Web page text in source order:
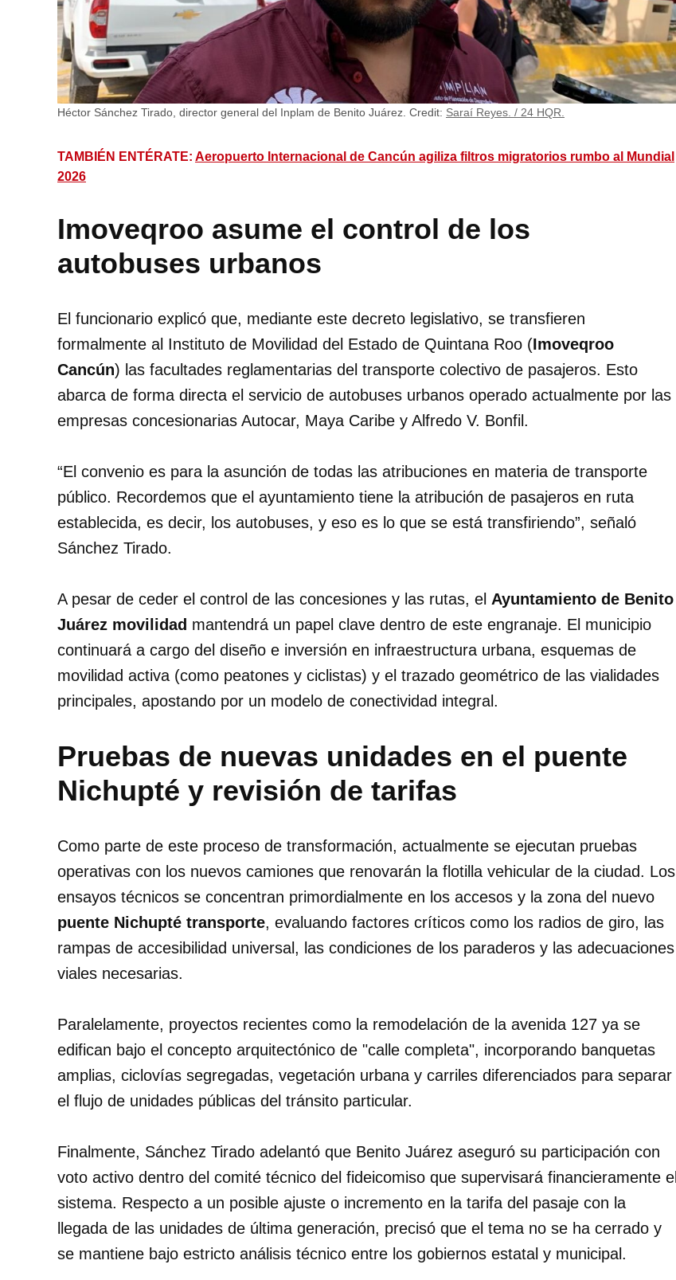
Héctor Sánchez Tirado, director general del Inplam de Benito Juárez. Credit: Saraí Reyes. / 24 HQR.
TAMBIÉN ENTÉRATE: Aeropuerto Internacional de Cancún agiliza filtros migratorios rumbo al Mundial
2026
Imoveqroo asume el control de los
autobuses urbanos
El funcionario explicó que, mediante este decreto legislativo, se transfieren
formalmente al Instituto de Movilidad del Estado de Quintana Roo (Imoveqroo
Cancún) las facultades reglamentarias del transporte colectivo de pasajeros. Esto
abarca de forma directa el servicio de autobuses urbanos operado actualmente por las
empresas concesionarias Autocar, Maya Caribe y Alfredo V. Bonfil.
“El convenio es para la asunción de todas las atribuciones en materia de transporte
público. Recordemos que el ayuntamiento tiene la atribución de pasajeros en ruta
establecida, es decir, los autobuses, y eso es lo que se está transfiriendo”, señaló
Sánchez Tirado.
A pesar de ceder el control de las concesiones y las rutas, el Ayuntamiento de Benito
Juárez movilidad mantendrá un papel clave dentro de este engranaje. El municipio
continuará a cargo del diseño e inversión en infraestructura urbana, esquemas de
movilidad activa (como peatones y ciclistas) y el trazado geométrico de las vialidades
principales, apostando por un modelo de conectividad integral.
Pruebas de nuevas unidades en el puente
Nichupté y revisión de tarifas
Como parte de este proceso de transformación, actualmente se ejecutan pruebas
operativas con los nuevos camiones que renovarán la flotilla vehicular de la ciudad. Los
ensayos técnicos se concentran primordialmente en los accesos y la zona del nuevo
puente Nichupté transporte, evaluando factores críticos como los radios de giro, las
rampas de accesibilidad universal, las condiciones de los paraderos y las adecuaciones
viales necesarias.
Paralelamente, proyectos recientes como la remodelación de la avenida 127 ya se
edifican bajo el concepto arquitectónico de "calle completa", incorporando banquetas
amplias, ciclovías segregadas, vegetación urbana y carriles diferenciados para separar
el flujo de unidades públicas del tránsito particular.
Finalmente, Sánchez Tirado adelantó que Benito Juárez aseguró su participación con
voto activo dentro del comité técnico del fideicomiso que supervisará financieramente el
sistema. Respecto a un posible ajuste o incremento en la tarifa del pasaje con la
llegada de las unidades de última generación, precisó que el tema no se ha cerrado y
se mantiene bajo estricto análisis técnico entre los gobiernos estatal y municipal.